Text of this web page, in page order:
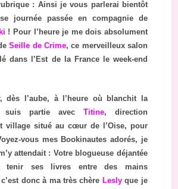
: Ainsi je vous parlerai bientôt
journée passée en compagnie de
! Pour l’heure je me dois absolument
Seille de Crime, ce merveilleux salon
dans l’Est de la France le week-end
dès l’aube, à l’heure où blanchit la
suis partie avec Titine, direction
village situé au cœur de l’Oise, pour
vous mes Bookinautes adorés, je
attendait : Votre blogueuse déjantée
tenir ses livres entre des mains
donc à ma très chère Leslyque je